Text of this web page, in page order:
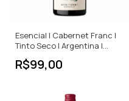
Esencial | Cabernet Franc |
Tinto Seco | Argentina |
750ml
R$99,00